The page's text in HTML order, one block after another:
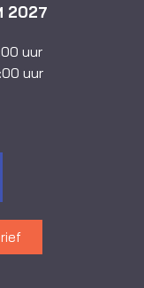
2027
uur
uur